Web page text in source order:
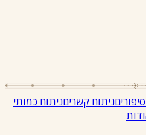
ניתוח קשריםניתוח כמותי